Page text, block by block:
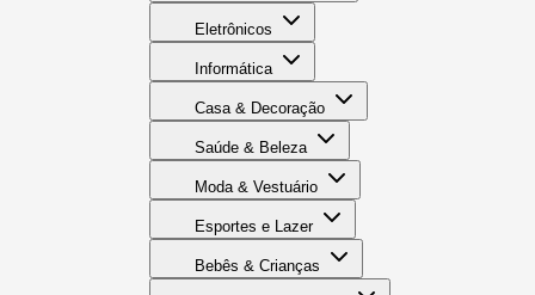
Eletrônicos
Informática
Casa & Decoração
Saúde & Beleza
Moda & Vestuário
Esportes e Lazer
Bebês & Crianças